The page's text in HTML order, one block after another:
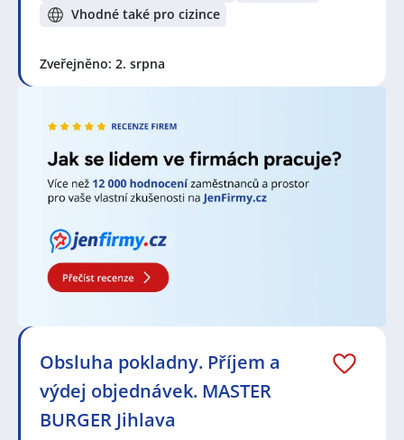
Vhodné také pro cizince
Zveřejněno: 2. srpna
Obsluha pokladny. Příjem a
výdej objednávek. MASTER
BURGER Jihlava